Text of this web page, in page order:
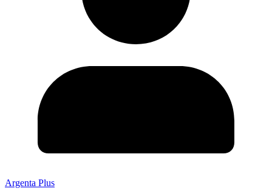
Argenta Plus